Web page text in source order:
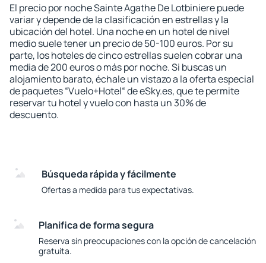
El precio por noche Sainte Agathe De Lotbiniere puede
variar y depende de la clasificación en estrellas y la
ubicación del hotel. Una noche en un hotel de nivel
medio suele tener un precio de 50-100 euros. Por su
parte, los hoteles de cinco estrellas suelen cobrar una
media de 200 euros o más por noche. Si buscas un
alojamiento barato, échale un vistazo a la oferta especial
de paquetes “Vuelo+Hotel“ de eSky.es, que te permite
reservar tu hotel y vuelo con hasta un 30% de
descuento.
Búsqueda rápida y fácilmente
Ofertas a medida para tus expectativas.
Planifica de forma segura
Reserva sin preocupaciones con la opción de cancelación
gratuita.